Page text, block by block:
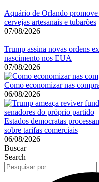
Aquário de Orlando
cervejas artesanais e tubarões
07/08/2026
Trump assina novas ordens
nascimento nos EUA
07/08/2026
Como economizar nas
06/08/2026
Estados democratas
sobre tarifas comerciais
06/08/2026
Buscar
Search